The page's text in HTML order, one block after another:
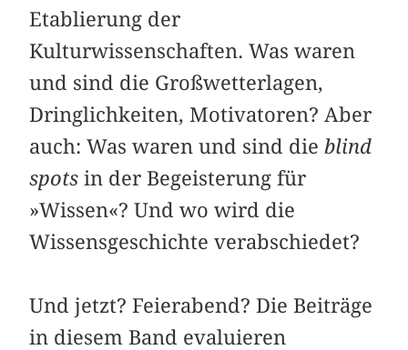
Etablierung der
Kulturwissenschaften. Was waren
und sind die Großwetterlagen,
Dringlichkeiten, Motivatoren? Aber
auch: Was waren und sind die blind
spots in der Begeisterung für
»Wissen«? Und wo wird die
Wissensgeschichte verabschiedet?
Und jetzt? Feierabend? Die Beiträge
in diesem Band evaluieren